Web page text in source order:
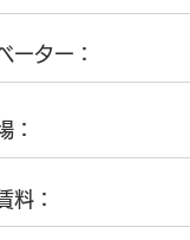
ーター：
：
料：